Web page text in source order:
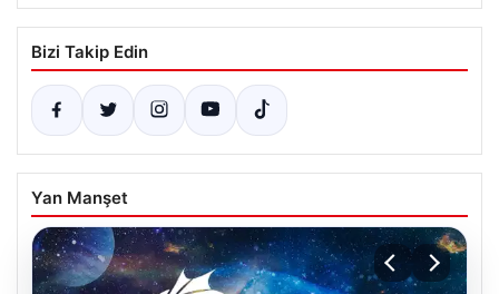
Bizi Takip Edin
Yan Manşet